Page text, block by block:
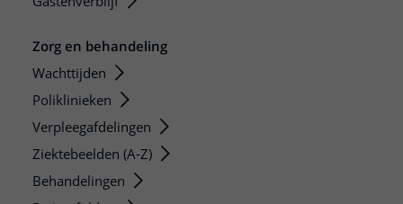
Zorg en behandeling
Wachttijden
Poliklinieken
Verpleegafdelingen
Ziektebeelden (A-Z)
Behandelingen